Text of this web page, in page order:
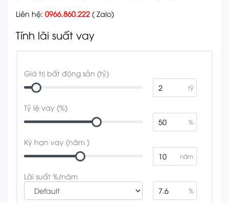
Liên hệ: 0966.860.222 ( Zalo)
Tính lãi suất vay
Giá trị bất động sản (tỷ)
tỷ
Tỷ lệ vay (%)
%
Kỳ hạn vay (năm )
năm
Lãi suất %/năm
%